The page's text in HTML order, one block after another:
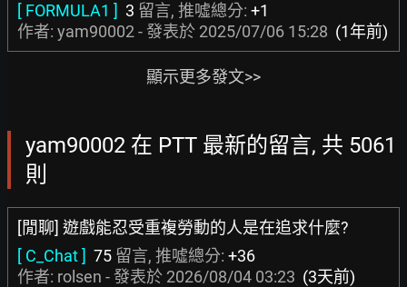
[ FORMULA1 ] 3 留言, 推噓總分: +1
作者: yam90002 - 發表於 2025/07/06 15:28 (1年前)
顯示更多發文>>
yam90002 在 PTT 最新的留言, 共 5061
則
[閒聊] 遊戲能忍受重複勞動的人是在追求什麼?
[ C_Chat ] 75 留言, 推噓總分: +36
作者: rolsen - 發表於 2026/08/04 03:23 (3天前)